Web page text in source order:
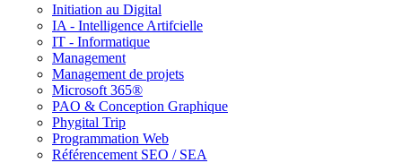
Initiation au Digital
IA - Intelligence Artifcielle
IT - Informatique
Management
Management de projets
Microsoft 365®
PAO & Conception Graphique
Phygital Trip
Programmation Web
Référencement SEO / SEA